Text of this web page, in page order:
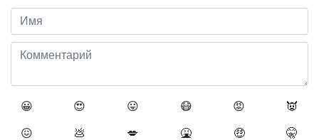
😀 😍 😛 😷 😡 👿
😖 💩 💋 🤮 🤑 🤫